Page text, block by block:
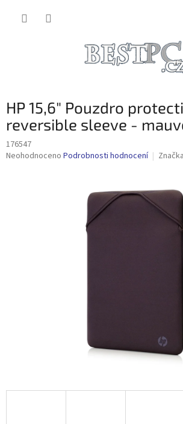
HP 15,6" Pouzdro
reversible sleeve -
176547
Průměrné
Neohodnoceno Podrobnosti hodnocení